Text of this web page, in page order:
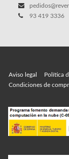
93 419 3336
Aviso legal Política
Condiciones de